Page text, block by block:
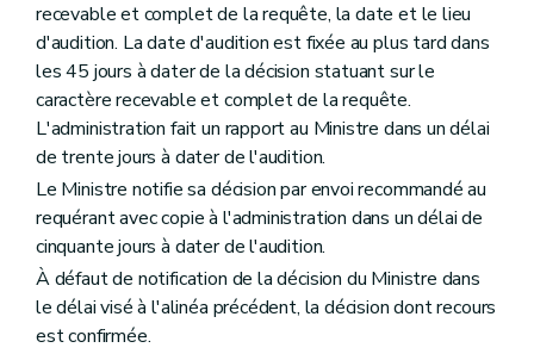
recevable et complet de la requête, la date et le lieu
d'audition. La date d'audition est fixée au plus tard dans
les 45 jours à dater de la décision statuant sur le
caractère recevable et complet de la requête.
L'administration fait un rapport au Ministre dans un délai
de trente jours à dater de l'audition.
Le Ministre notifie sa décision par envoi recommandé au
requérant avec copie à l'administration dans un délai de
cinquante jours à dater de l'audition.
À défaut de notification de la décision du Ministre dans
le délai visé à l'alinéa précédent, la décision dont recours
est confirmée.